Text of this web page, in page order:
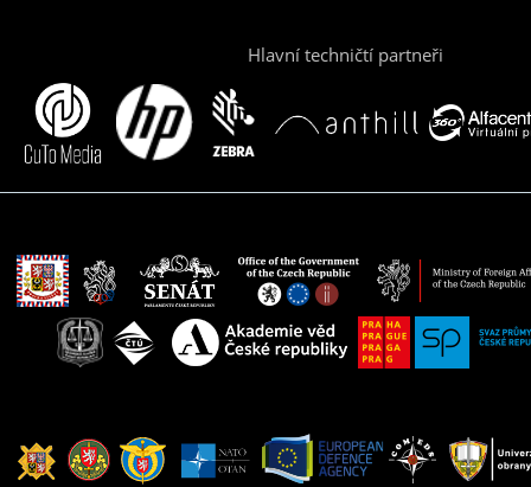
Hlavní techničtí partneři